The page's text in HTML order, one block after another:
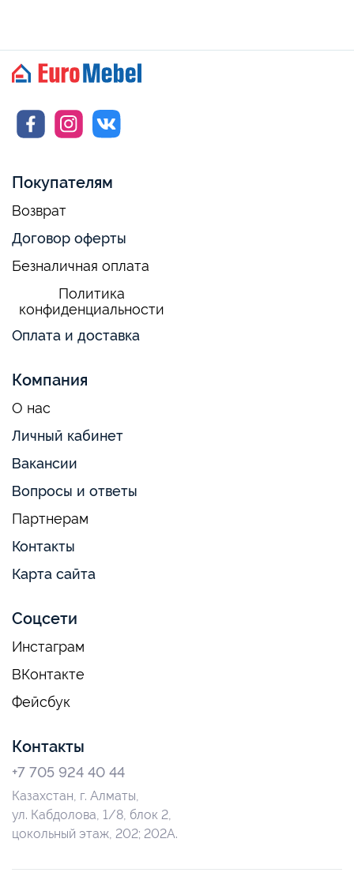
Покупателям
Возврат
Договор оферты
Безналичная оплата
Политика
конфиденциальности
Оплата и доставка
Компания
О нас
Личный кабинет
Вакансии
Вопросы и ответы
Партнерам
Контакты
Карта сайта
Соцсети
Инстаграм
ВКонтакте
Фейсбук
Контакты
+7 705 924 40 44
Казахстан, г. Алматы,
ул. Кабдолова, 1/8, блок 2,
цокольный этаж, 202; 202А.